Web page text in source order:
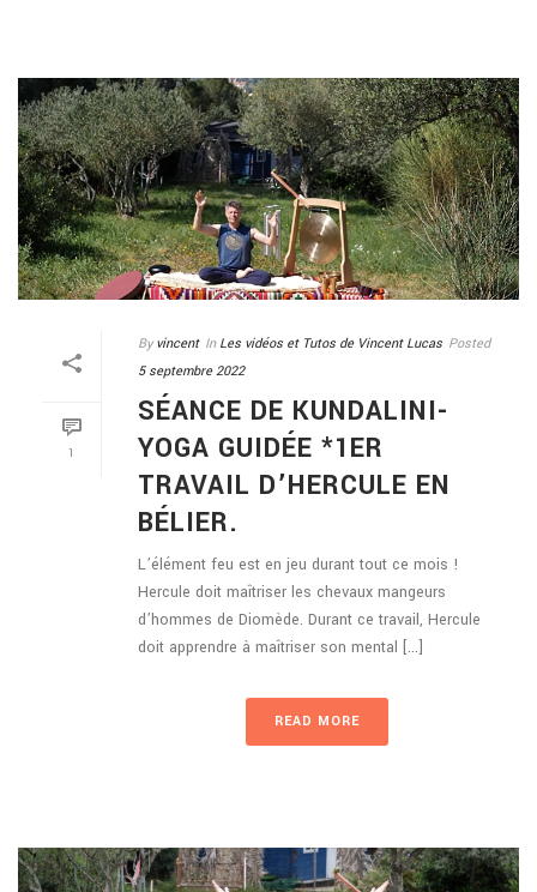
1
By vincent In Les vidéos et Tutos de Vincent Lucas Posted
5 septembre 2022
SÉANCE DE KUNDALINI-
YOGA GUIDÉE *1ER
TRAVAIL D’HERCULE EN
BÉLIER.
L’élément feu est en jeu durant tout ce mois !
Hercule doit maîtriser les chevaux mangeurs
d’hommes de Diomède. Durant ce travail, Hercule
doit apprendre à maîtriser son mental [...]
READ MORE